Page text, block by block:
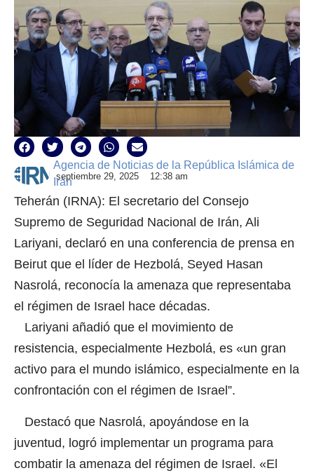
Agencia de Noticias de la República Islámica de
Irán
septiembre 29, 2025 12:38 am
Teherán (IRNA): El secretario del Consejo
Supremo de Seguridad Nacional de Irán, Ali
Lariyani, declaró en una conferencia de prensa en
Beirut que el líder de Hezbolá, Seyed Hasan
Nasrolá, reconocía la amenaza que representaba
el régimen de Israel hace décadas.
Lariyani añadió que el movimiento de
resistencia, especialmente Hezbolá, es «un gran
activo para el mundo islámico, especialmente en la
confrontación con el régimen de Israel”.
Destacó que Nasrolá, apoyándose en la
juventud, logró implementar un programa para
combatir la amenaza del régimen de Israel. «El